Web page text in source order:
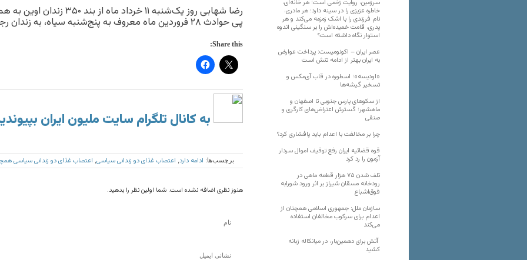
رضا شهابی روز یک‌شنبه ۱۱
پی حوادث ۲۸ فروردین ماه معروف به پنج‌شنبه سیاه، به زندان رجایی شهر کرج منتقل شد.
Share this:
به کانال تلگرام سایت ملیون ایران
برچسب‌ها: ادامه دارد اعتصاب غذای دو زندانی سیاسی اعتصاب غذای دو زندانی سیاسی
هنوز نظری اضافه نشده است. شما اولین نظر را بدهید.
سرزمین، روایت زخمی است؛ هر خانه‌ای،
خاطره عزیزی را در سینه دارد؛ هر مادری،
نام فرزندی را با اشک زمزمه می‌کند و هر
پدری، قامت خمیده‌اش را بر سنگینی اندوه
استوار نگاه داشته است؟
عصر ایران – اکونومیست: پرداخت عوارض
به ایران بهتر از ادامه تنش است
«اودیسه»؛ اسطوره در قاب آی‌مکس و
تسخیر گیشه‌ها
از سکوهای پارس جنوبی تا اصفهان و
ماهشهر؛ گسترش اعتراض‌های کارگری و
صنفی
چرا بر مخالفت با اعدام باید پافشاری کرد؟
قوه قضائیه ایران رفع توقیف اموال سردار
آزمون را رد کرد
تلف شدن ۷۵ هزار قطعه ماهی در
رودخانه مسقان شیراز بر اثر ورود شورابه
فوق‌اشباع
سازمان ملل: جمهوری اسلامی همچنان از
اعدام برای سرکوب مخالفان استفاده
می‌کند
آتش برای دهمین‌بار، در میانکاله زبانه
کشید